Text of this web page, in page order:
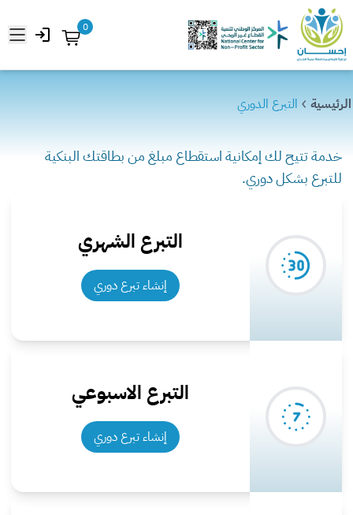
0 فتح
المركز الإعلامي
عن الجمعية
الرئيسية التبرع الدوري
خدمة تتيح لك إمكانية استقطاع مبلغ من بطاقتك البنكية
للتبرع بشكل دوري.
التبرع الشهري
إنشاء تبرع دوري
التبرع الاسبوعي
إنشاء تبرع دوري